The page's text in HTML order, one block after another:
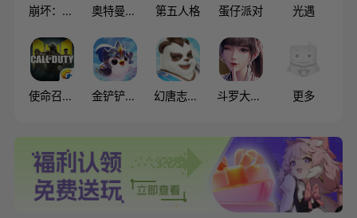
崩坏：星穹铁道 奥特曼系列OL 第五人格 蛋仔派对 光遇
使命召唤手游 金铲铲之战 幻唐志：逍遥外传（神武4） 斗罗大陆:魂师对决 更多